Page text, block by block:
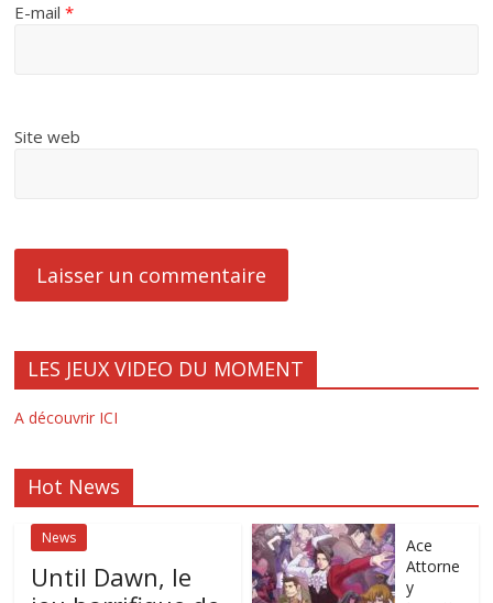
E-mail*
Site web
LES JEUX VIDEO DU MOMENT
A découvrir ICI
Hot News
News
Until Dawn, le
Ace
Attorne
y